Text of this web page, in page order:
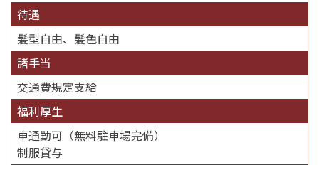
待遇
髪型自由、髪色自由
諸手当
交通費規定支給
福利厚生
車通勤可（無料駐車場完備）
制服貸与